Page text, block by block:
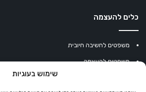
שימוש בעוגיות
כלים להעצמה
משפטים לחשיבה חיובית
משפטים להעצמה